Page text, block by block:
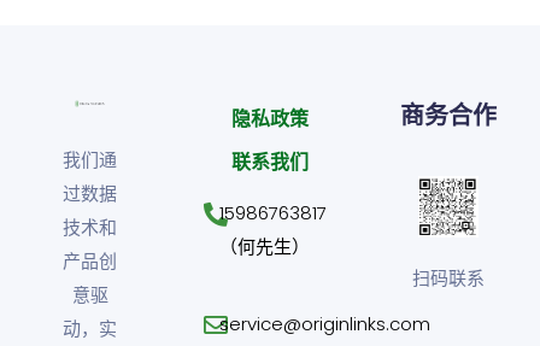
我们通
过数据
技术和
产品创
意驱
动，实
隐私政策
联系我们
15986763817
（何先生）
service@originlinks.com
商务合作
扫码联系